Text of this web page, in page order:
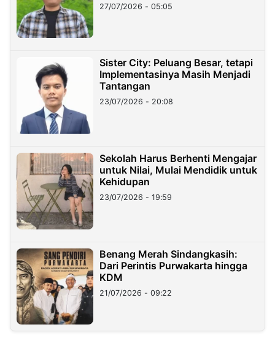
27/07/2026 - 05:05
Sister City: Peluang Besar, tetapi
Implementasinya Masih Menjadi
Tantangan
23/07/2026 - 20:08
Sekolah Harus Berhenti Mengajar
untuk Nilai, Mulai Mendidik untuk
Kehidupan
23/07/2026 - 19:59
Benang Merah Sindangkasih:
Dari Perintis Purwakarta hingga
KDM
21/07/2026 - 09:22